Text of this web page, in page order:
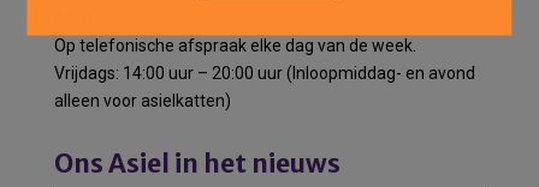
Op telefonische afspraak elke dag van de week.
Vrijdags: 14:00 uur – 20:00 uur (Inloopmiddag- en avond
alleen voor asielkatten)
Ons Asiel in het nieuws